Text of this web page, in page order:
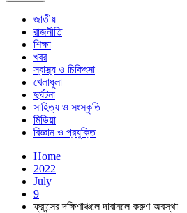
জাতীয়
রাজনীতি
শিক্ষা
খবর
স্বাস্থ্য ও চিকিৎসা
খেলাধুলা
দুর্ঘটনা
সাহিত্য ও সংস্কৃতি
মিডিয়া
বিজ্ঞান ও প্রযুক্তি
Home
2022
July
9
ফ্রান্সের দক্ষিণাঞ্চলে দাবানলে করুণ অবস্থা